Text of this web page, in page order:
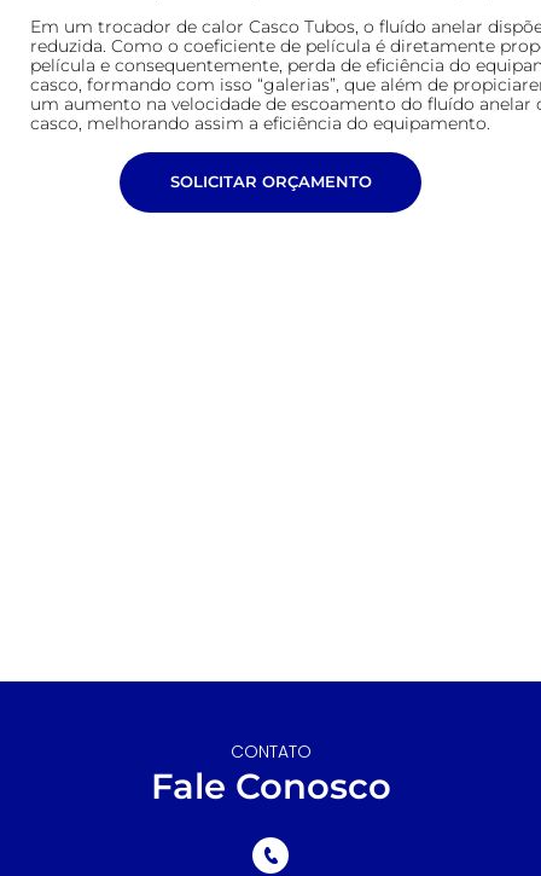
Em um trocador de calor Casco Tubos, o fluído anelar
reduzida. Como o coeficiente de película é diretamente
película e consequentemente, perda de eficiência do
casco, formando com isso “galerias”, que além de
um aumento na velocidade de escoamento do fluído
casco, melhorando assim a eficiência do equipamento.
SOLICITAR ORÇAMENTO
CONTATO
Fale Conosco